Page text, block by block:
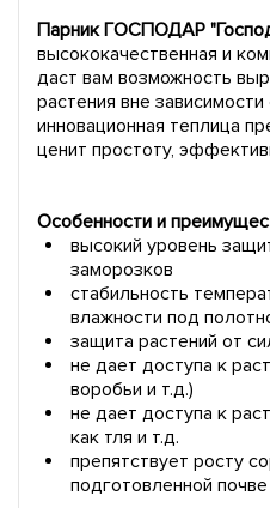
Парник ГОСПОДАР
высококачественная и
даст вам возможность
растения вне
инновационная теплица
ценит простоту,
Особенности и
высокий уровень
заморозков
стабильность
влажности под
защита растений от
не дает доступа к
воробьи и т.д.)
не дает доступа к
как тля и т.д.
препятствует росту
подготовленной почве